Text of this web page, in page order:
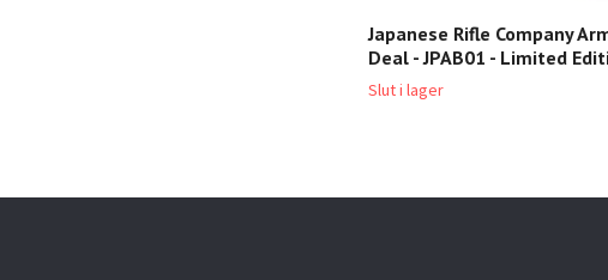
Japanese Rifle Company
Deal - JPAB01 - Limited
Slut i lager